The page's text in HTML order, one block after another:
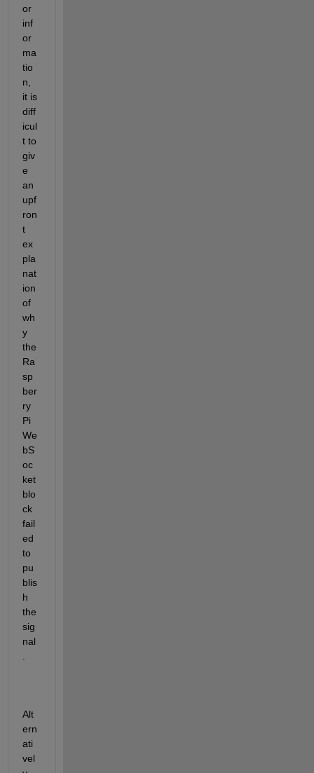
or
inf
or
ma
tio
n,
it is
diff
icul
t to
giv
e
an
upf
ron
t
ex
pla
nat
ion
of
wh
y
the
Ra
sp
ber
ry
Pi
We
bS
oc
ket
blo
ck
fail
ed
to
pu
blis
h
the
sig
nal
Alt
ern
ati
vel